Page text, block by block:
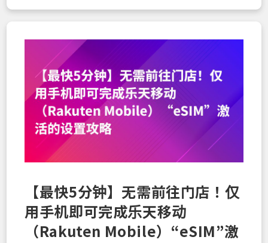
尔
夫
须
乐
天
手
机！
乐
天
手
机
用
户
在
GORA
获
6000
积
分
返
还！
【最快5分钟】无需前往门店！仅
用手机即可完成乐天移动
（Rakuten Mobile）“eSIM”激